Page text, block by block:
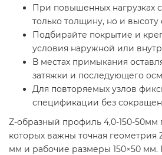
При повышенных нагрузках
только толщину, но и высоту
Подбирайте покрытие и
условия наружной или
В местах примыкания
затяжки и последующего
Для повторяемых узлов
спецификации без
Z-образный профиль 4,0-150-50мм
которых важны точная геометрия
мм и рабочие размеры 150×50